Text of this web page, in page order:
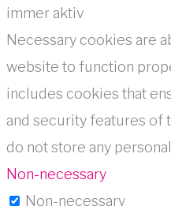
immer aktiv
Necessary cookies are
website to function
includes cookies that
and security features of
do not store any
Non-necessary
Non-necessary